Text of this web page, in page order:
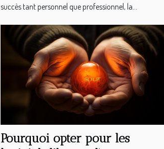
succès tant personnel que professionnel, la...
Pourquoi opter pour les